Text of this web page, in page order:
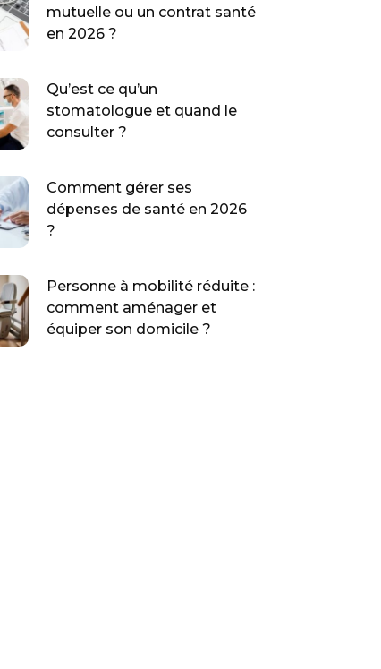
mutuelle ou un contrat santé
en 2026 ?
Qu’est ce qu’un
stomatologue et quand le
consulter ?
Comment gérer ses
dépenses de santé en 2026
?
Personne à mobilité réduite :
comment aménager et
équiper son domicile ?